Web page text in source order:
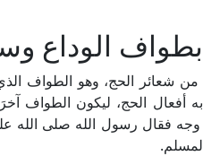
بطواف الوداع
من شعائر الحج، وهو الطواف
أفعال الحج، ليكون الطواف
فقال رسول الله صلى الله
لمسلم.